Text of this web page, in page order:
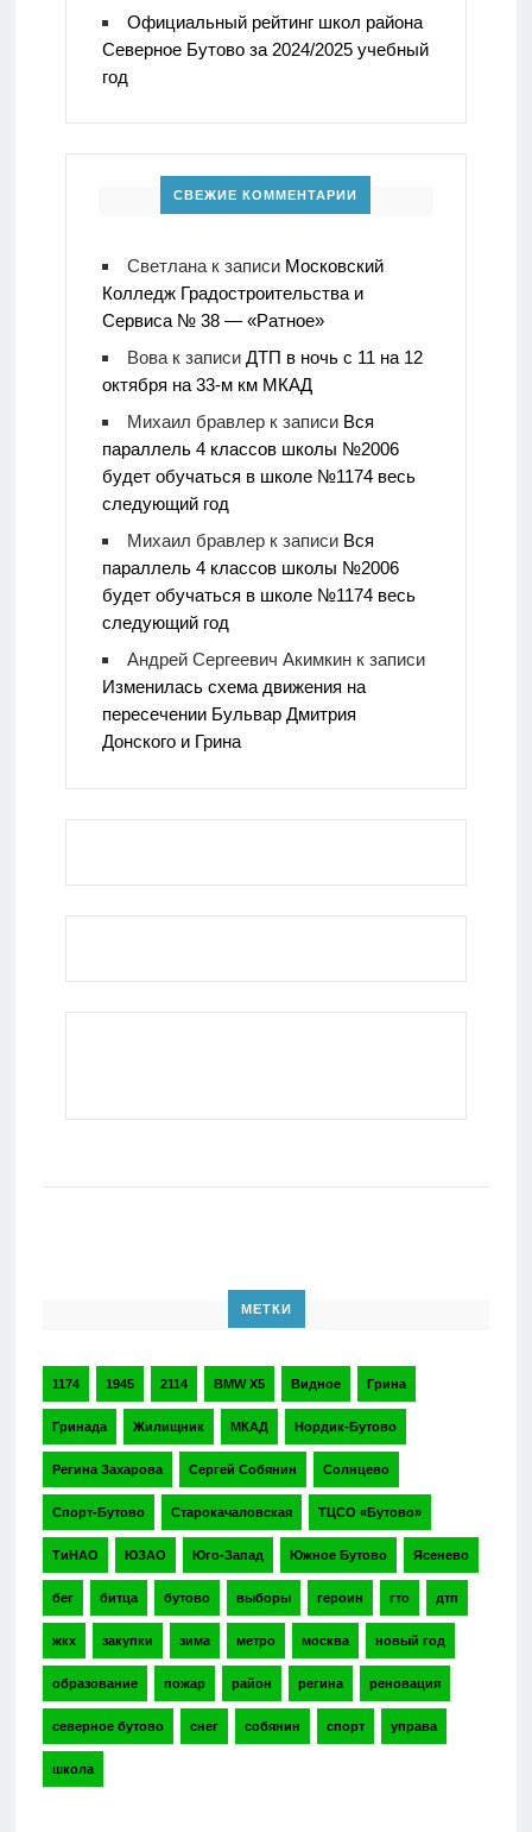
Официальный рейтинг школ района
Северное Бутово за 2024/2025 учебный
год
СВЕЖИЕ КОММЕНТАРИИ
Светланак записи Московский
Колледж Градостроительства и
Сервиса № 38 — «Ратное»
Вовак записи ДТП в ночь с 11 на 12
октября на 33-м км МКАД
Михаил бравлерк записи Вся
параллель 4 классов школы №2006
будет обучаться в школе №1174 весь
следующий год
Михаил бравлерк записи Вся
параллель 4 классов школы №2006
будет обучаться в школе №1174 весь
следующий год
Андрей Сергеевич Акимкинк записи
Изменилась схема движения на
пересечении Бульвар Дмитрия
Донского и Грина
МЕТКИ
1174 1945 2114 BMW X5 Видное Грина
Гринада Жилищник МКАД Нордик-Бутово
Регина Захарова Сергей Собянин Солнцево
Спорт-Бутово Старокачаловская ТЦСО «Бутово»
ТиНАО ЮЗАО Юго-Запад Южное Бутово Ясенево
бег битца бутово выборы героин гто дтп
жкх закупки зима метро москва новый год
образование пожар район регина реновация
северное бутово снег собянин спорт управа
школа